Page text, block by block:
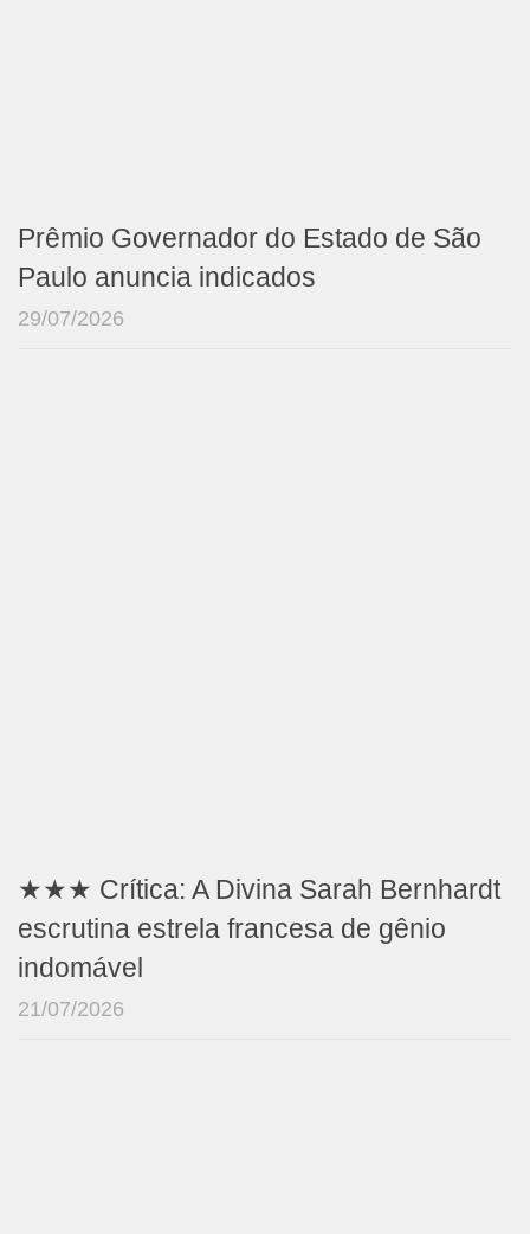
Prêmio Governador do Estado de São
Paulo anuncia indicados
29/07/2026
★★★ Crítica: A Divina Sarah Bernhardt
escrutina estrela francesa de gênio
indomável
21/07/2026